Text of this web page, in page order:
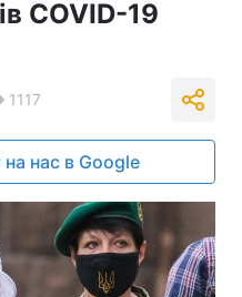
COVID-19
1117
на нас в Google